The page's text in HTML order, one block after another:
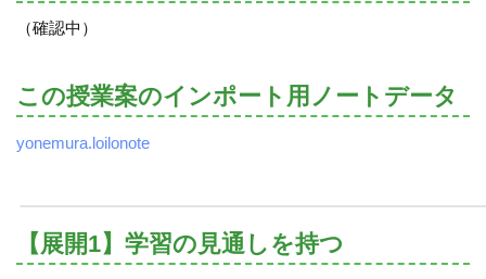
（確認中）
この授業案のインポート用ノートデータ
yonemura.loilonote
【展開1】学習の見通しを持つ